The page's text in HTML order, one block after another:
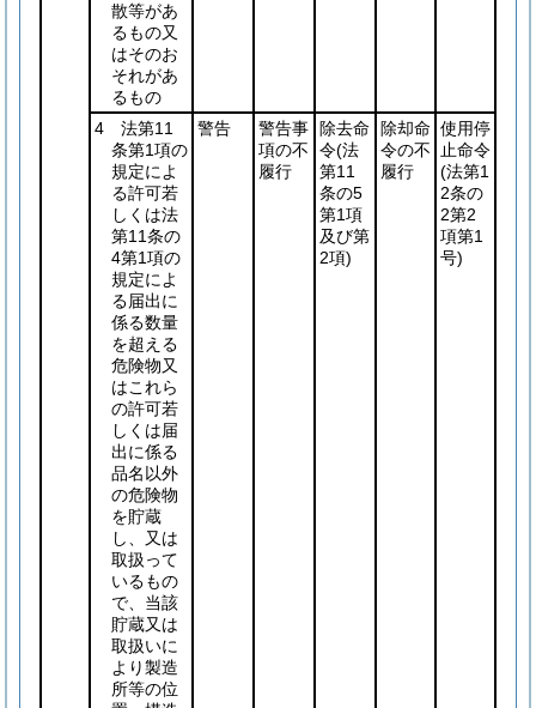
散等があ
るもの又
はそのお
それがあ
るもの
4 法第11
条第1項の
規定によ
る許可若
しくは法
第11条の
4第1項の
規定によ
る届出に
係る数量
を超える
危険物又
はこれら
の許可若
しくは届
出に係る
品名以外
の危険物
を貯蔵
し、又は
取扱って
いるもの
で、当該
貯蔵又は
取扱いに
より製造
所等の位
警告
警告事
項の不
履行
除去命
令(法
第11
条の5
第1項
及び第
2項)
除却命
令の不
履行
使用停
止命令
(法第1
2条の
2第2
項第1
号)